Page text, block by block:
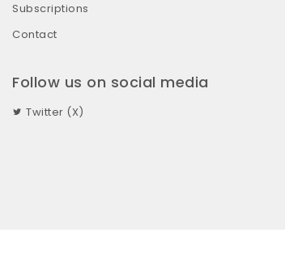
Subscriptions
Contact
Follow us on social media
Twitter (X)